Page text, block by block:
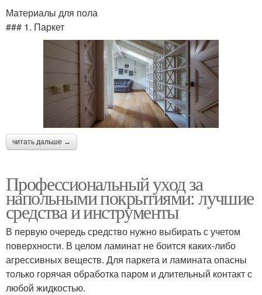
Материалы для пола
### 1. Паркет
читать дальше →
Профессиональный уход за
напольными покрытиями: лучшие
средства и инструменты
В первую очередь средство нужно выбирать с учетом
поверхности. В целом ламинат не боится каких-либо
агрессивных веществ. Для паркета и ламината опасны
только горячая обработка паром и длительный контакт с
любой жидкостью.